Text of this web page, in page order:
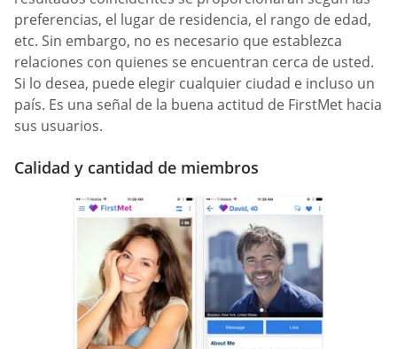
preferencias, el lugar de residencia, el rango de edad,
etc. Sin embargo, no es necesario que establezca
relaciones con quienes se encuentran cerca de usted.
Si lo desea, puede elegir cualquier ciudad e incluso un
país. Es una señal de la buena actitud de FirstMet hacia
sus usuarios.
Calidad y cantidad de miembros